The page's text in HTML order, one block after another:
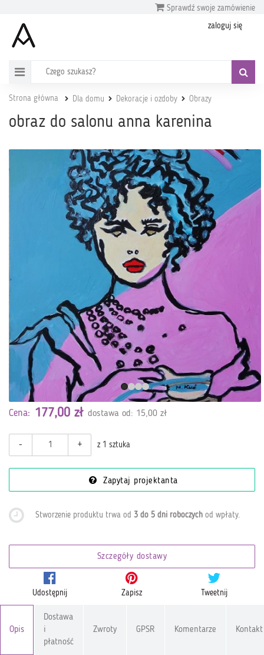
Sprawdź swoje zamówienie
zaloguj się
Strona główna Dla domu Dekoracje i ozdoby Obrazy
obraz do salonu anna karenina
Cena: 177,00 zł dostawa od: 15,00 zł
- + z 1 sztuka
Zapytaj projektanta
Stworzenie produktu trwa od3 do 5 dni roboczych od wpłaty.
Szczegóły dostawy
Udostępnij Zapisz Tweetnij
Opis
Dostawa
i
płatność
Zwroty GPSR Komentarze Kontakt